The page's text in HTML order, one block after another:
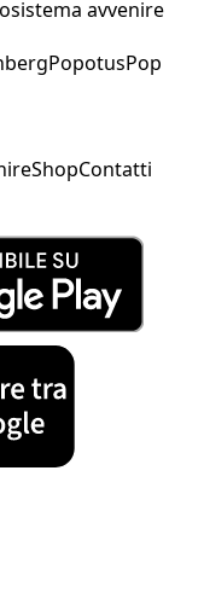
avvenire
PopotusPop
ShopContatti